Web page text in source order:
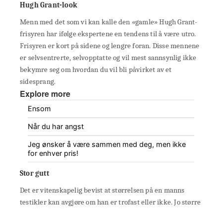
Hugh Grant-look
Menn med det som vi kan kalle den «gamle» Hugh Grant-
frisyren har ifølge ekspertene en tendens til å være utro.
Frisyren er kort på sidene og lengre foran. Disse mennene
er selvsentrerte, selvopptatte og vil mest sannsynlig ikke
bekymre seg om hvordan du vil bli påvirket av et
sidesprang.
Explore more
Ensom
Når du har angst
Jeg ønsker å være sammen med deg, men ikke
for enhver pris!
Stor gutt
Det er vitenskapelig bevist at størrelsen på en manns
testikler kan avgjøre om han er trofast eller ikke. Jo større